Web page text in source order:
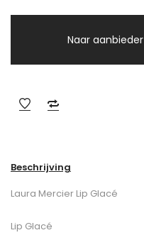
Naar aanbieder
Beschrijving
Laura Mercier Lip Glacé
Lip Glacé